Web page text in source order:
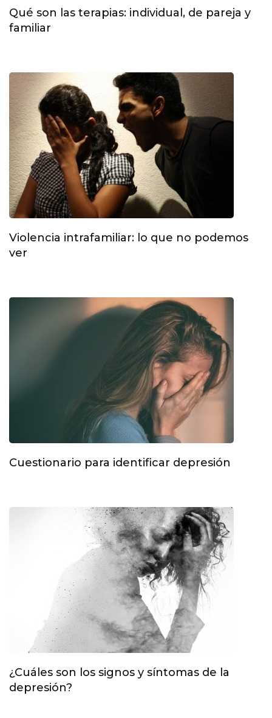
Qué son las terapias: individual, de pareja y
familiar
Violencia intrafamiliar: lo que no podemos
ver
Cuestionario para identificar depresión
¿Cuáles son los signos y síntomas de la
depresión?